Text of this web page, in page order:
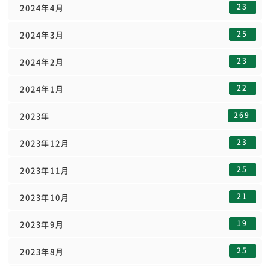
2024年4月 23
2024年3月 25
2024年2月 23
2024年1月 22
2023年 269
2023年12月 23
2023年11月 25
2023年10月 21
2023年9月 19
2023年8月 25